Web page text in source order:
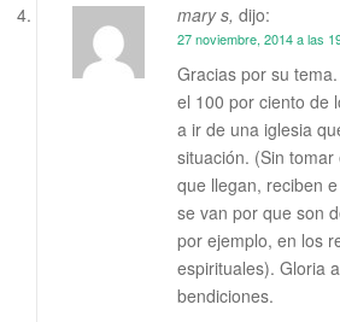
mary s, dijo:
27 noviembre, 2014 a las
Gracias por su
el 100 por ciento de
a ir de una iglesia
situación. (Sin
que llegan, reciben
se van por que son
por ejemplo, en los
espirituales). Gloria
bendiciones.